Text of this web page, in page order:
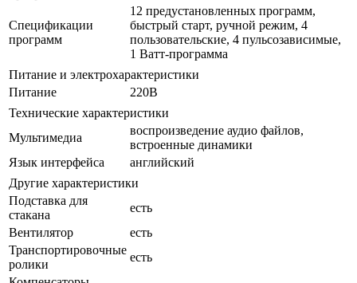
Спецификации
программ
12 предустановленных программ,
быстрый старт, ручной режим, 4
пользовательские, 4 пульсозависимые,
1 Ватт-программа
Питание и электрохарактеристики
Питание
220В
Технические характеристики
Мультимедиа
воспроизведение аудио файлов,
встроенные динамики
Язык интерфейса
английский
Другие характеристики
Подставка для
стакана
есть
Вентилятор
есть
Транспортировочные
ролики
есть